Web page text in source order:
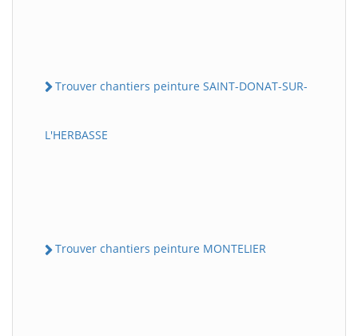
Trouver chantiers peinture SAINT-DONAT-SUR-
L'HERBASSE
Trouver chantiers peinture MONTELIER